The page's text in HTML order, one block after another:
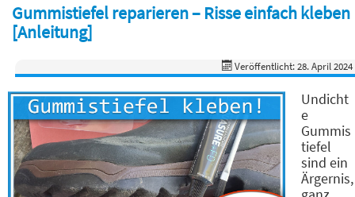
Gummistiefel reparieren – Risse einfach kleben
[Anleitung]
Veröffentlicht: 28. April 2024
Undicht
e
Gummis
tiefel
sind ein
Ärgernis,